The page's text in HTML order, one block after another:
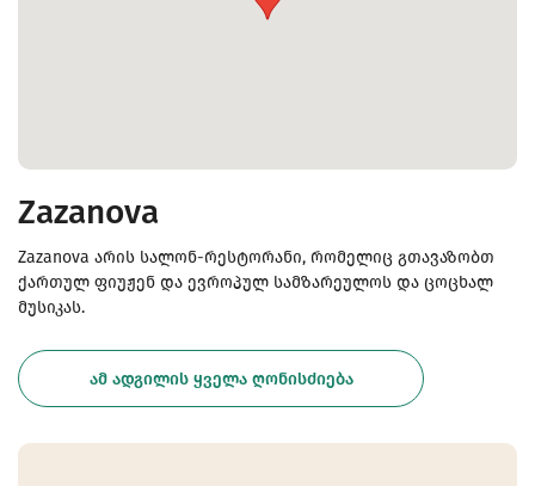
Zazanova
Zazanova არის სალონ-რესტორანი, რომელიც გთავაზობთ
ქართულ ფიუჟენ და ევროპულ სამზარეულოს და ცოცხალ
მუსიკას.
ᲐᲛ ᲐᲓᲒᲘᲚᲘᲡ ᲧᲕᲔᲚᲐ ᲦᲝᲜᲘᲡᲫᲘᲔᲑᲐ